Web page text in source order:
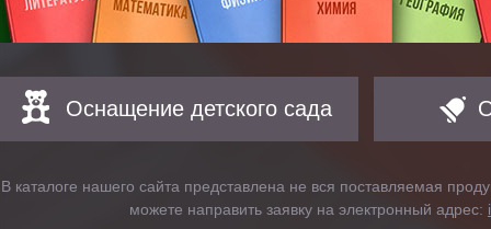
Оснащение детского сада
В каталоге нашего сайта представлена не вся поставляемая
можете направить заявку на электронный адрес: